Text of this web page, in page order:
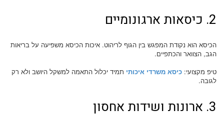
2. כיסאות ארגונומיים
הכיסא הוא נקודת המפגש בין הגוף לריהוט. איכות הכיסא משפיעה על בריאות
הגב, הצוואר והכתפיים.
טיפ מקצועי: כיסא משרדי איכותי תמיד יכלול התאמה למשקל היושב ולא רק
לגובה.
3. ארונות ושידות אחסון